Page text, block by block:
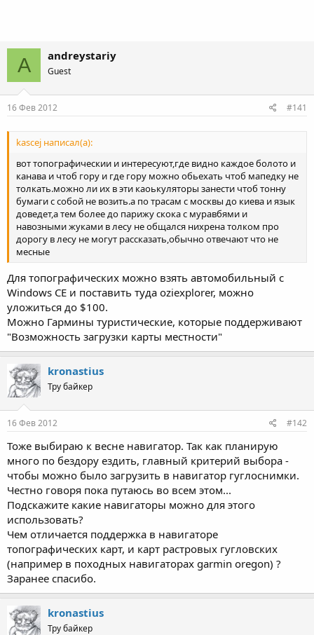
A andreystariy
Guest
16 Фев 2012 #141
kascej написал(а):
вот топографическии и интересуют,где видно каждое болото и
канава и чтоб гору и где гору можно обьехать чтоб мапедку не
толкать.можно ли их в эти каоькуляторы занести чтоб тонну
бумаги с собой не возить.а по трасам с москвы до киева и язык
доведет,а тем более до парижу скока с муравбями и
навозными жуками в лесу не общался нихрена толком про
дорогу в лесу не могут рассказать,обычно отвечают что не
месные
Для топографических можно взять автомобильный с
Windows CE и поставить туда oziexplorer, можно
уложиться до $100.
Можно Гармины туристические, которые поддерживают
"Возможность загрузки карты местности"
kronastius
Тру байкер
16 Фев 2012 #142
Тоже выбираю к весне навигатор. Так как планирую
много по бездору ездить, главный критерий выбора -
чтобы можно было загрузить в навигатор гуглоснимки.
Честно говоря пока путаюсь во всем этом...
Подскажите какие навигаторы можно для этого
использовать?
Чем отличается поддержка в навигаторе
топографических карт, и карт растровых гугловских
(например в походных навигаторах garmin oregon) ?
Заранее спасибо.
kronastius
Тру байкер